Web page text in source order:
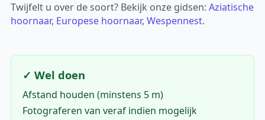
Twijfelt u over de soort? Bekijk onze gidsen:Aziatische
hoornaar, Europese hoornaar,Wespennest.
✓ Wel doen
Afstand houden (minstens 5 m)
Fotograferen van veraf indien mogelijk